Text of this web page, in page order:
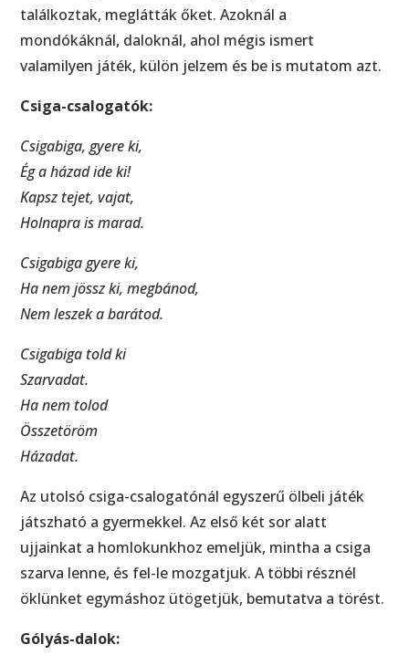
találkoztak, meglátták őket. Azoknál a
mondókáknál, daloknál, ahol mégis ismert
valamilyen játék, külön jelzem és be is mutatom azt.
Csiga-csalogatók:
Csigabiga, gyere ki,
Ég a házad ide ki!
Kapsz tejet, vajat,
Holnapra is marad.
Csigabiga gyere ki,
Ha nem jössz ki, megbánod,
Nem leszek a barátod.
Csigabiga told ki
Szarvadat.
Ha nem tolod
Összetöröm
Házadat.
Az utolsó csiga-csalogatónál egyszerű ölbeli játék
játszható a gyermekkel. Az első két sor alatt
ujjainkat a homlokunkhoz emeljük, mintha a csiga
szarva lenne, és fel-le mozgatjuk. A többi résznél
öklünket egymáshoz ütögetjük, bemutatva a törést.
Gólyás-dalok: